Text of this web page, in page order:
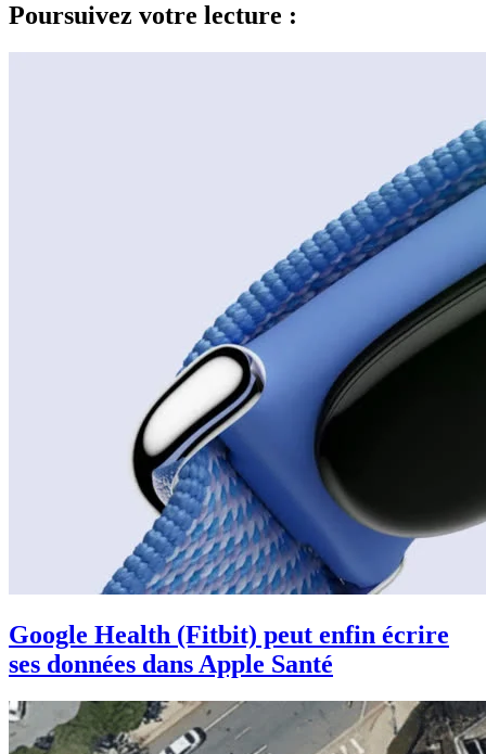
Poursuivez votre lecture :
Google Health (Fitbit) peut enfin écrire
ses données dans Apple Santé